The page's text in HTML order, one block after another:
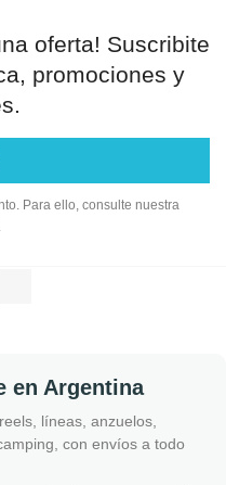
oferta! Suscribite
promociones y
Para ello, consulte nuestra
en Argentina
líneas, anzuelos,
con envíos a todo